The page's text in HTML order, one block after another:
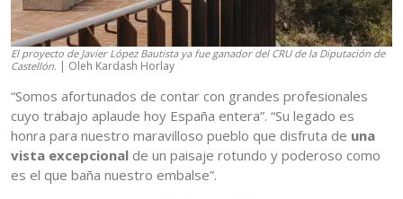
El proyecto de Javier López Bautista ya fue ganador del CRU de la Diputación de
Castellón. | Oleh Kardash Horlay
“Somos afortunados de contar con grandes profesionales
cuyo trabajo aplaude hoy España entera”. “Su legado es
honra para nuestro maravilloso pueblo que disfruta de una
vista excepcional de un paisaje rotundo y poderoso como
es el que baña nuestro embalse”.